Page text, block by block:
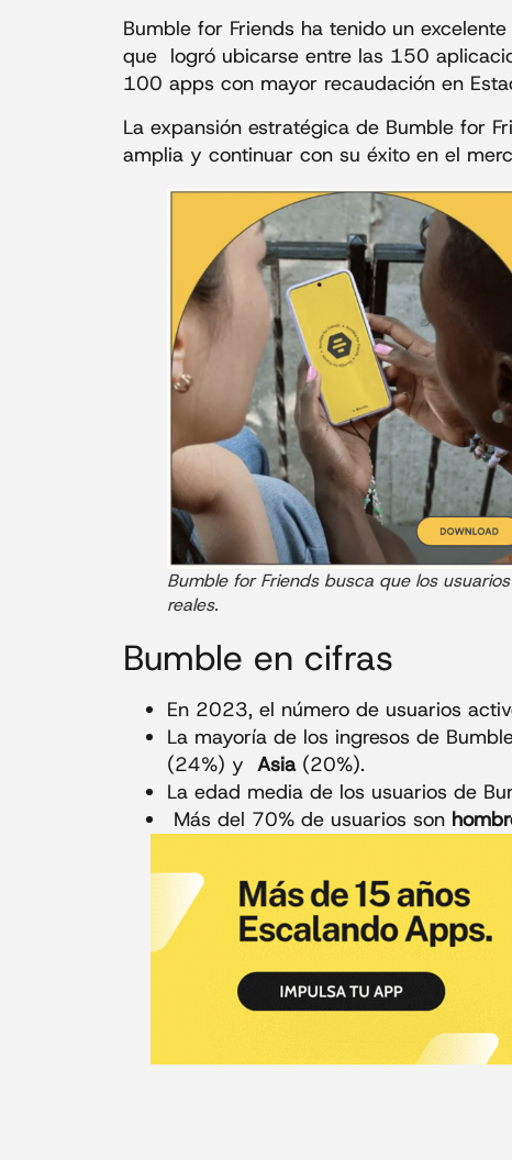
Bumble for Friends ha tenido un
que logró ubicarse entre las 150
100 apps con mayor recaudación en
La expansión estratégica de Bumble for
amplia y continuar con su éxito en el
Bumble for Friends busca que los
reales.
Bumble en cifras
En 2023, el número de usuarios
La mayoría de los ingresos de
(24%) y Asia(20%).
La edad media de los usuarios de
Más del 70% de usuarios son